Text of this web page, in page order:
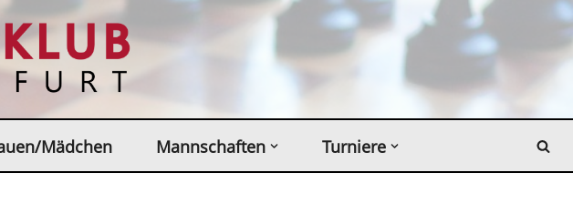
Mädchen Mannschaften Turniere